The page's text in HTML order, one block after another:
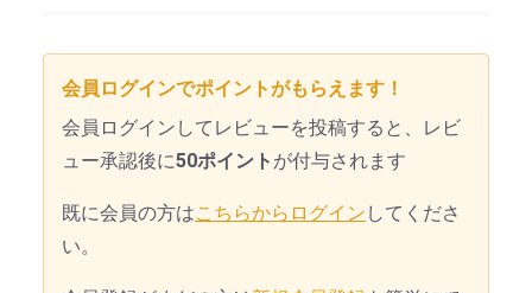
会員ログインでポイントがもらえます！
会員ログインしてレビューを投稿すると、レビ
ュー承認後に50ポイント が付与されます
既に会員の方はこちらからログイン してくださ
い。